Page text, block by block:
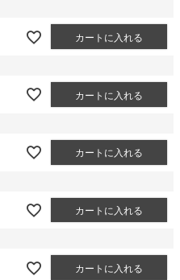
カートに入れる
カートに入れる
カートに入れる
カートに入れる
カートに入れる